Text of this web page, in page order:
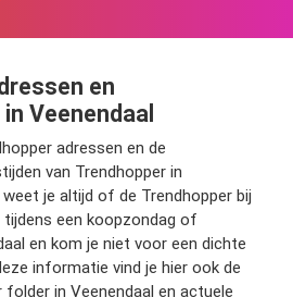
en
Veenendaal
adressen en de
van Trendhopper in
je altijd of de Trendhopper bij
een koopzondag of
en kom je niet voor een dichte
informatie vind je hier ook de
in Veenendaal en actuele